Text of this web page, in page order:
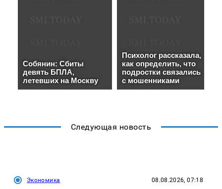
Следующая новость
Экономика 08.08.2026, 07:18